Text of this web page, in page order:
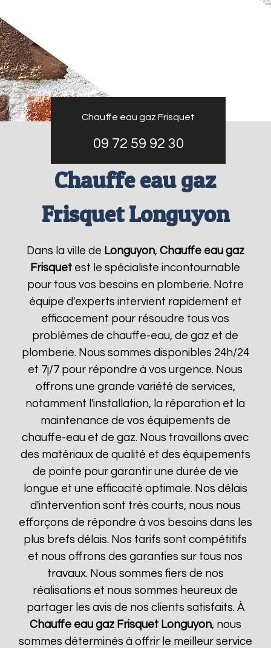
Chauffe eau gaz Frisquet
09 72 59 92 30
Chauffe eau gaz
Frisquet Longuyon
Dans la ville de Longuyon, Chauffe eau gaz
Frisquet est le spécialiste incontournable
pour tous vos besoins en plomberie. Notre
équipe d'experts intervient rapidement et
efficacement pour résoudre tous vos
problèmes de chauffe-eau, de gaz et de
plomberie. Nous sommes disponibles 24h/24
et 7j/7 pour répondre à vos urgence. Nous
offrons une grande variété de services,
notamment l'installation, la réparation et la
maintenance de vos équipements de
chauffe-eau et de gaz. Nous travaillons avec
des matériaux de qualité et des équipements
de pointe pour garantir une durée de vie
longue et une efficacité optimale. Nos délais
d'intervention sont très courts, nous nous
efforçons de répondre à vos besoins dans les
plus brefs délais. Nos tarifs sont compétitifs
et nous offrons des garanties sur tous nos
travaux. Nous sommes fiers de nos
réalisations et nous sommes heureux de
partager les avis de nos clients satisfaits. À
Chauffe eau gaz Frisquet Longuyon, nous
sommes déterminés à offrir le meilleur service